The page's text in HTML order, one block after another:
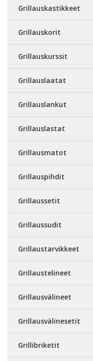
Grillauskastikkeet
Grillauskorit
Grillauskurssit
Grillauslaatat
Grillauslankut
Grillauslastat
Grillausmatot
Grillauspihdit
Grillaussetit
Grillaussudit
Grillaustarvikkeet
Grillaustelineet
Grillausvälineet
Grillausvälinesetit
Grillibriketit